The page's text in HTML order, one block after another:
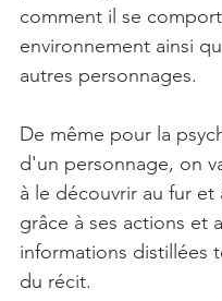
comment il se
environnement ainsi
autres personnages.
De même pour la
d'un personnage, on
à le découvrir au fur et
grâce à ses actions et
informations distillées
du récit.